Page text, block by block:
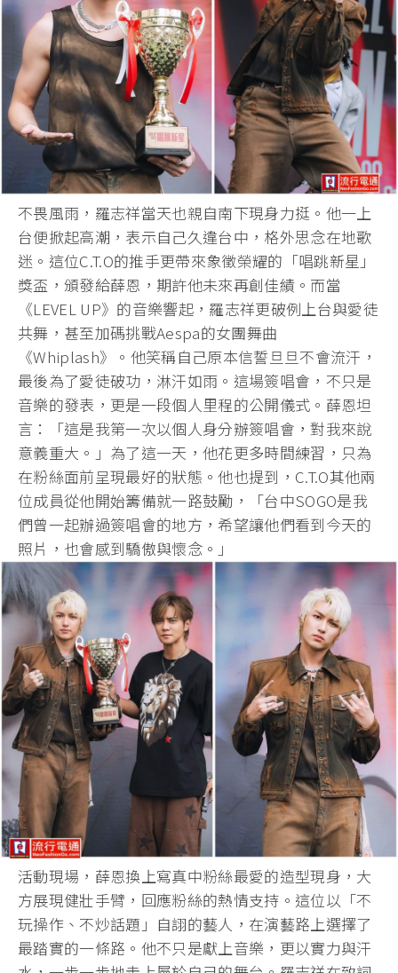
不畏風雨，羅志祥當天也親自南下現身力挺。他一上
台便掀起高潮，表示自己久違台中，格外思念在地歌
迷。這位C.T.O的推手更帶來象徵榮耀的「唱跳新星」
獎盃，頒發給薛恩，期許他未來再創佳績。而當
《LEVEL UP》的音樂響起，羅志祥更破例上台與愛徒
共舞，甚至加碼挑戰Aespa的女團舞曲
《Whiplash》。他笑稱自己原本信誓旦旦不會流汗，
最後為了愛徒破功，淋汗如雨。這場簽唱會，不只是
音樂的發表，更是一段個人里程的公開儀式。薛恩坦
言：「這是我第一次以個人身分辦簽唱會，對我來說
意義重大。」為了這一天，他花更多時間練習，只為
在粉絲面前呈現最好的狀態。他也提到，C.T.O其他兩
位成員從他開始籌備就一路鼓勵，「台中SOGO是我
們曾一起辦過簽唱會的地方，希望讓他們看到今天的
照片，也會感到驕傲與懷念。」
活動現場，薛恩換上寫真中粉絲最愛的造型現身，大
方展現健壯手臂，回應粉絲的熱情支持。這位以「不
玩操作、不炒話題」自詡的藝人，在演藝路上選擇了
最踏實的一條路。他不只是獻上音樂，更以實力與汗